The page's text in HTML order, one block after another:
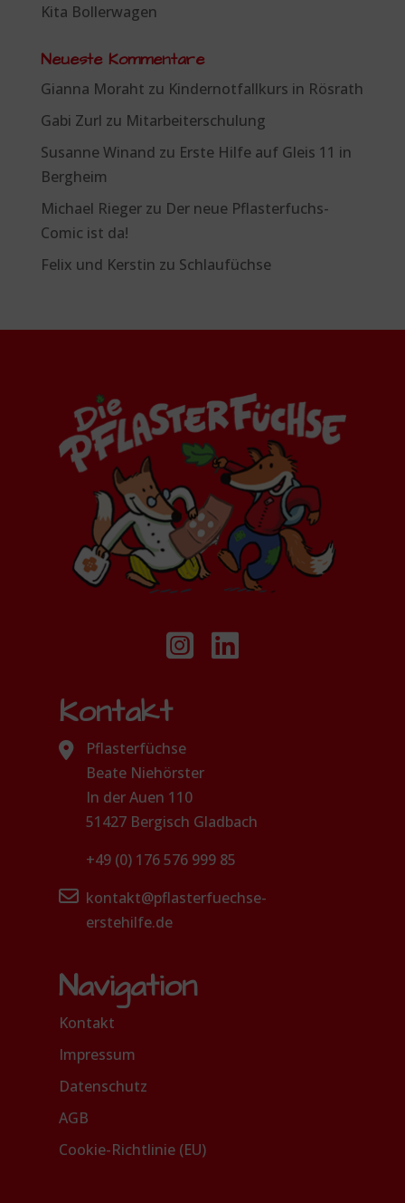
Kita Bollerwagen
Neueste Kommentare
Gianna Moraht zu Kindernotfallkurs in Rösrath
Gabi Zurl zu Mitarbeiterschulung
Susanne Winand zu Erste Hilfe auf Gleis 11 in
Bergheim
Michael Riegerzu Der neue Pflasterfuchs-
Comic ist da!
Felix und Kerstin zu Schlaufüchse
Kontakt
Pflasterfüchse
Beate Niehörster
In der Auen 110
51427 Bergisch Gladbach
+49 (0) 176 576 999 85
kontakt@pflasterfuechse-
erstehilfe.de
Navigation
Kontakt
Impressum
Datenschutz
AGB
Cookie-Richtlinie (EU)